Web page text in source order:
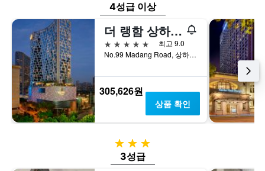
4성급 이상
더 랭함 상하이 신톈디
5성급
최고 9.0
No.99 Madang Road, 상하이, 중국
305,626원
상품 확인
3성급
3성급